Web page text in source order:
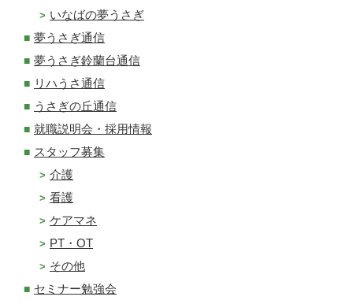
いなばの夢うさぎ
夢うさぎ通信
夢うさぎ鈴蘭台通信
リハうさ通信
うさぎの丘通信
就職説明会・採用情報
スタッフ募集
介護
看護
ケアマネ
PT・OT
その他
セミナー勉強会